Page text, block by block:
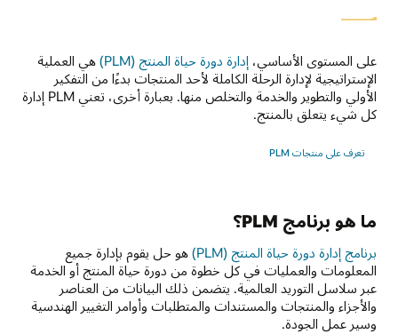
على المستوى الأساسي، إدارة دورة حياة المنتج (PLM)
هي العملية
الإستراتيجية لإدارة الرحلة الكاملة لأحد المنتجات بدءًا من التفكير
الأولي والتطوير والخدمة والتخلص منها. بعبارة أخرى، تعني PLM إدارة
كل شيء يتعلق بالمنتج.
تعرف على منتجات PLM
ما هو برنامج PLM؟
برنامج إدارة دورة حياة المنتج (PLM)
هو حل يقوم بإدارة جميع
المعلومات والعمليات في كل خطوة من دورة حياة المنتج أو الخدمة
عبر سلاسل التوريد العالمية. يتضمن ذلك البيانات من العناصر
والأجزاء والمنتجات والمستندات والمتطلبات وأوامر التغيير الهندسية
وسير عمل الجودة.